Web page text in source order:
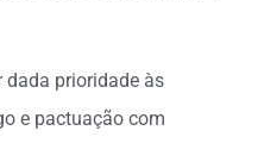
dada prioridade às
e pactuação com